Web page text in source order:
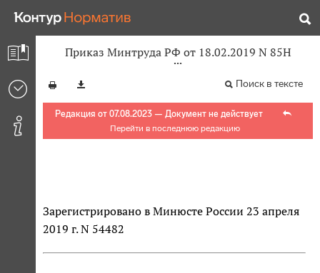
Приказ Минтруда РФ от 18.02.2019 N 85Н
Поиск в тексте
Редакция от 07.08.2023 — Документ не действует
Перейти в последнюю редакцию
Зарегистрировано в Минюсте России 23 апреля
2019 г. N 54482